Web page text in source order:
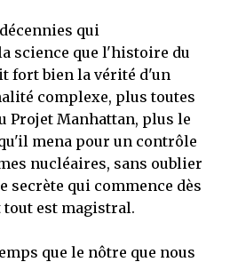
qui
science que l'histoire du
fort bien la vérité d'un
complexe, plus toutes
Projet Manhattan, plus le
mena pour un contrôle
nucléaires, sans oublier
secrète qui commence dès
tout est magistral.
que le nôtre que nous